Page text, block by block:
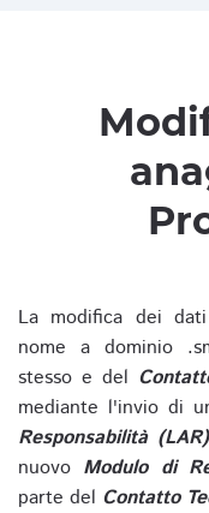
La modifica dei
nome a dominio
stesso e del
mediante l'invio di
Responsabilità (LAR)
nuovo Modulo di
parte del Contatto